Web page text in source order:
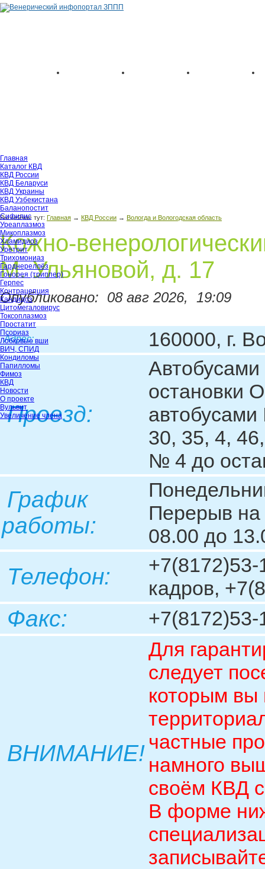
Главная
Каталог КВД
КВД России
КВД Беларуси
КВД Украины
КВД Узбекистана
Баланопостит
Сифилис
Уреаплазмоз
Микоплазмоз
Хламидиоз
Уретрит
Трихомониаз
Гарднереллёз
Гонорея (триппер)
Герпес
Контрацепция
Кандидоз
Цитомегаловирус
Токсоплазмоз
Простатит
Псориаз
Лобковые вши
ВИЧ, СПИД
Кондиломы
Папилломы
Фимоз
КВД
Новости
О проекте
Вульвит
Увеличение члена
Вы сейчас тут: Главная → КВД России → Вологда и Вологодская область
Кожно-
М. Ульяновой, д. 17
Опубликовано: 08 авг 2026, 19:09
Адрес: 160000, г.
Проезд:
остановки
30, 35, 4,
№ 4 до
График
работы:
Перерыв на
08.00 до
Телефон:
+7(8172)53-
кадров,
Факс: +7(8172)53-
ВНИМАНИЕ!
Для
следует
которым вы
частные
намного
своём КВД
В форме